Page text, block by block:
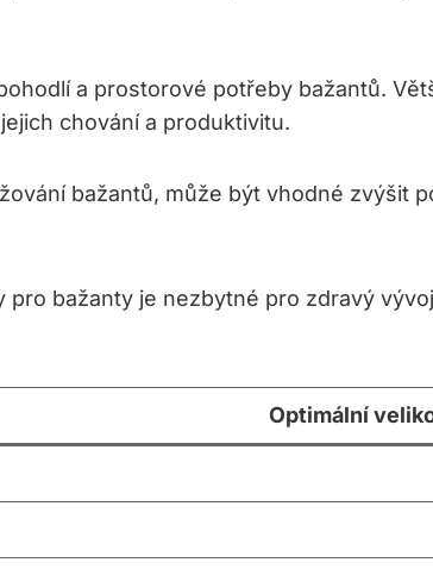
a prostorové potřeby bažantů.
chování a produktivitu.
bažantů, může být vhodné zvýšit
bažanty je nezbytné pro zdravý
Optimální